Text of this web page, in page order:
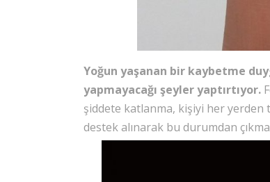
Yoğun yaşanan bir kaybetme
yapmayacağı şeyler yaptırtıyor.
şiddete katlanma, kişiyi her yerden
destek alınarak bu durumdan